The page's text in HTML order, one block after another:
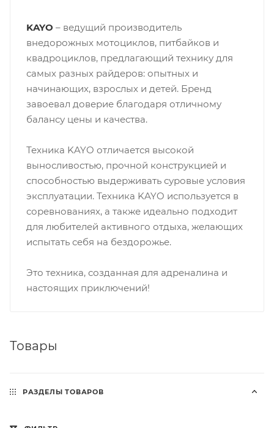
KAYO – ведущий производитель
внедорожных мотоциклов, питбайков и
квадроциклов, предлагающий технику для
самых разных райдеров: опытных и
начинающих, взрослых и детей. Бренд
завоевал доверие благодаря отличному
балансу цены и качества.
Техника KAYO отличается высокой
выносливостью, прочной конструкцией и
способностью выдерживать суровые условия
эксплуатации. Техника KAYO используется в
соревнованиях, а также идеально подходит
для любителей активного отдыха, желающих
испытать себя на бездорожье.
Это техника, созданная для адреналина и
настоящих приключений!
Товары
РАЗДЕЛЫ ТОВАРОВ